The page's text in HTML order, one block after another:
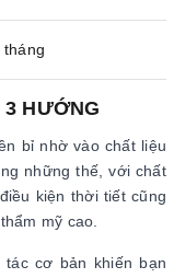
tháng
HƯỚNG
bỉ nhờ vào chất liệu
những thế, với chất
kiện thời tiết cũng
mỹ cao.
cơ bản khiến bạn